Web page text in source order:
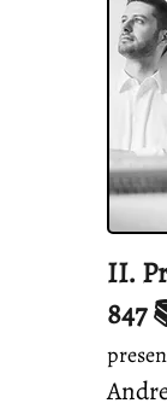
II.
847